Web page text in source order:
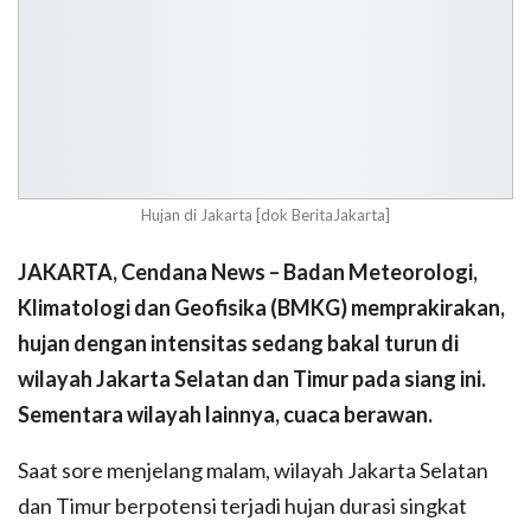
Hujan di Jakarta [dok BeritaJakarta]
JAKARTA, Cendana News – Badan Meteorologi,
Klimatologi dan Geofisika (BMKG) memprakirakan,
hujan dengan intensitas sedang bakal turun di
wilayah Jakarta Selatan dan Timur pada siang ini.
Sementara wilayah lainnya, cuaca berawan.
Saat sore menjelang malam, wilayah Jakarta Selatan
dan Timur berpotensi terjadi hujan durasi singkat